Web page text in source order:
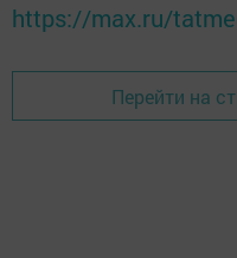
https://max.ru/
Перейти на